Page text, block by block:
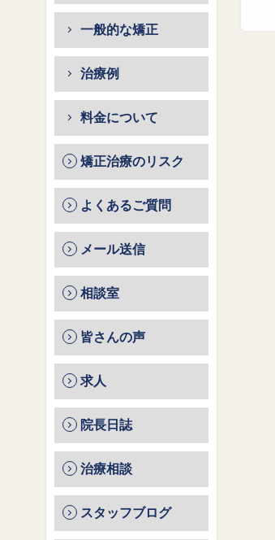
一般的な矯正
治療例
料金について
矯正治療のリスク
よくあるご質問
メール送信
相談室
皆さんの声
求人
院長日誌
治療相談
スタッフブログ